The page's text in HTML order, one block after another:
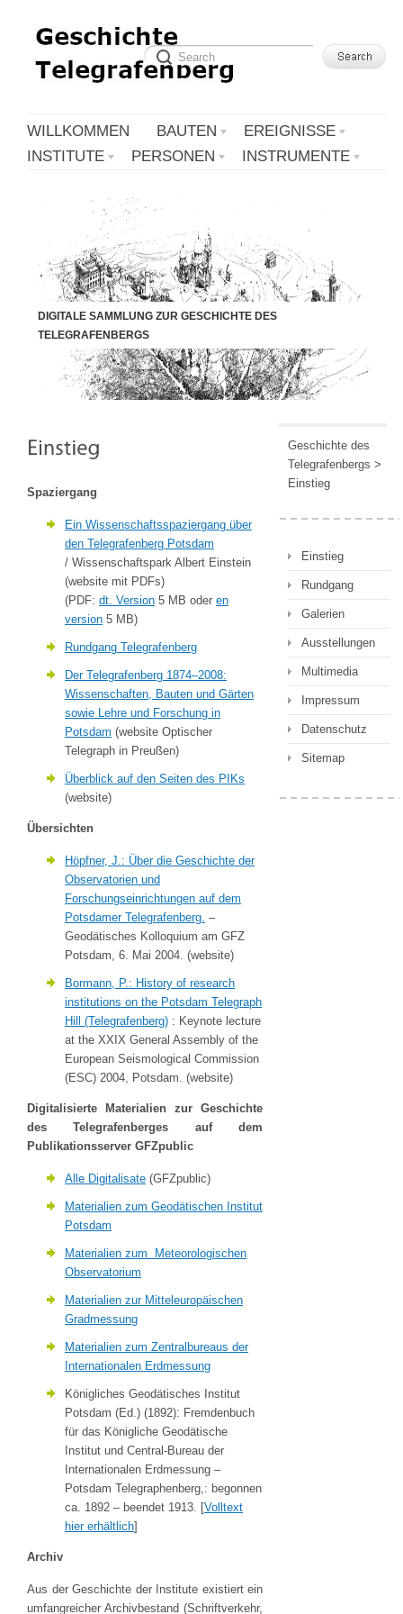
WILLKOMMEN BAUTEN
EREIGNISSE
INSTITUTE
PERSONEN INSTRUMENTE
DIGITALE SAMMLUNG ZUR GESCHICHTE DES
TELEGRAFENBERGS
Spaziergang
Ein Wissenschaftsspaziergang über
den Telegrafenberg Potsdam
/ Wissenschaftspark Albert Einstein
(website mit PDFs)
(PDF: dt. Version 5 MB oder en
version 5 MB)
Rundgang Telegrafenberg
Der Telegrafenberg 1874–2008:
Wissenschaften, Bauten und Gärten
sowie Lehre und Forschung in
Potsdam (website Optischer
Telegraph in Preußen)
Überblick auf den Seiten des PIKs
(website)
Übersichten
Höpfner, J.: Über die Geschichte der
Observatorien und
Forschungseinrichtungen auf dem
Potsdamer Telegrafenberg. –
Geodätisches Kolloquium am GFZ
Potsdam, 6. Mai 2004. (website)
Bormann, P.: History of research
institutions on the Potsdam Telegraph
Hill (Telegrafenberg) : Keynote lecture
at the XXIX General Assembly of the
European Seismological Commission
(ESC) 2004, Potsdam. (website)
Digitalisierte Materialien zur Geschichte
des Telegrafenberges auf dem
Publikationsserver GFZpublic
Alle Digitalisate (GFZpublic)
Materialien zum Geodätischen Institut
Potsdam
Materialien zum Meteorologischen
Observatorium
Materialien zur Mitteleuropäischen
Gradmessung
Materialien zum Zentralbureaus der
Internationalen Erdmessung
Königliches Geodätisches Institut
Potsdam (Ed.) (1892): Fremdenbuch
für das Königliche Geodätische
Institut und Central-Bureau der
Internationalen Erdmessung –
Potsdam Telegraphenberg,: begonnen
ca. 1892 – beendet 1913. [Volltext
hier erhältlich]
Archiv
Aus der Geschichte der Institute existiert ein
umfangreicher Archivbestand (Schriftverkehr,
Geschichte des
Telegrafenbergs >
Einstieg
Einstieg
Rundgang
Galerien
Ausstellungen
Multimedia
Impressum
Datenschutz
Sitemap